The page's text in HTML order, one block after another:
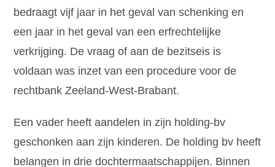
bedraagt vijf jaar in het geval van schenking en
een jaar in het geval van een erfrechtelijke
verkrijging. De vraag of aan de bezitseis is
voldaan was inzet van een procedure voor de
rechtbank Zeeland-West-Brabant.
Een vader heeft aandelen in zijn holding-bv
geschonken aan zijn kinderen. De holding bv heeft
belangen in drie dochtermaatschappijen. Binnen